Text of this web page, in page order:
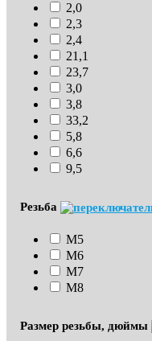
2,0
2,3
2,4
21,1
23,7
3,0
3,8
33,2
5,8
6,6
9,5
Резьба
М5
М6
М7
М8
Размер резьбы, дюймы